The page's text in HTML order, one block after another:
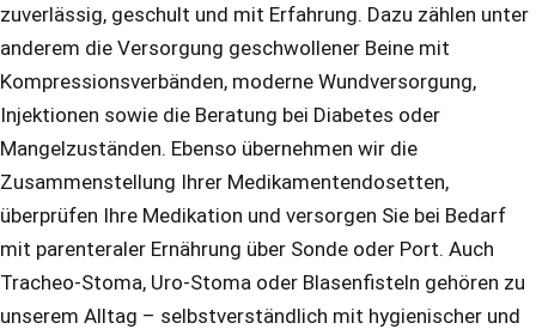
zuverlässig, geschult und mit Erfahrung. Dazu zählen unter
anderem die Versorgung geschwollener Beine mit
Kompressionsverbänden, moderne Wundversorgung,
Injektionen sowie die Beratung bei Diabetes oder
Mangelzuständen. Ebenso übernehmen wir die
Zusammenstellung Ihrer Medikamentendosetten,
überprüfen Ihre Medikation und versorgen Sie bei Bedarf
mit parenteraler Ernährung über Sonde oder Port. Auch
Tracheo-Stoma, Uro-Stoma oder Blasenfisteln gehören zu
unserem Alltag – selbstverständlich mit hygienischer und